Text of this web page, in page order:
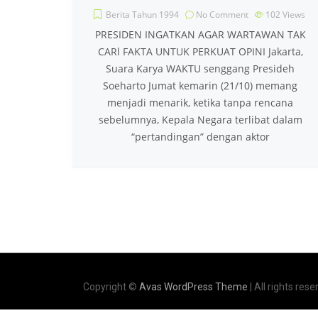
Berita Tahun 1994 No Comment 102 Views
PRESIDEN INGATKAN AGAR WARTAWAN TAK
CARl FAKTA UNTUK PERKUAT OPINI Jakarta,
Suara Karya WAKTU senggang Presideh
Soeharto Jumat kemarin (21/10) memang
menjadi menarik, ketika tanpa rencana
sebelumnya, Kepala Negara terlibat dalam
“pertandingan” dengan aktor
Copyright © Avas WordPress Theme | All rights